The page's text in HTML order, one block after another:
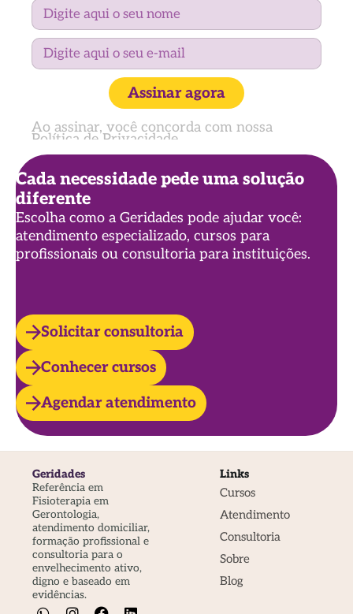
Assinar agora
Ao assinar, você concorda com nossa
Política de Privacidade
Cada necessidade pede uma solução
diferente
Escolha como a Geridades pode ajudar você:
atendimento especializado, cursos para
profissionais ou consultoria para instituições.
Solicitar consultoria
Conhecer cursos
Agendar atendimento
Geridades
Referência em
Fisioterapia em
Gerontologia,
atendimento domiciliar,
formação profissional e
consultoria para o
envelhecimento ativo,
digno e baseado em
evidências.
Links
Cursos
Atendimento
Consultoria
Sobre
Blog